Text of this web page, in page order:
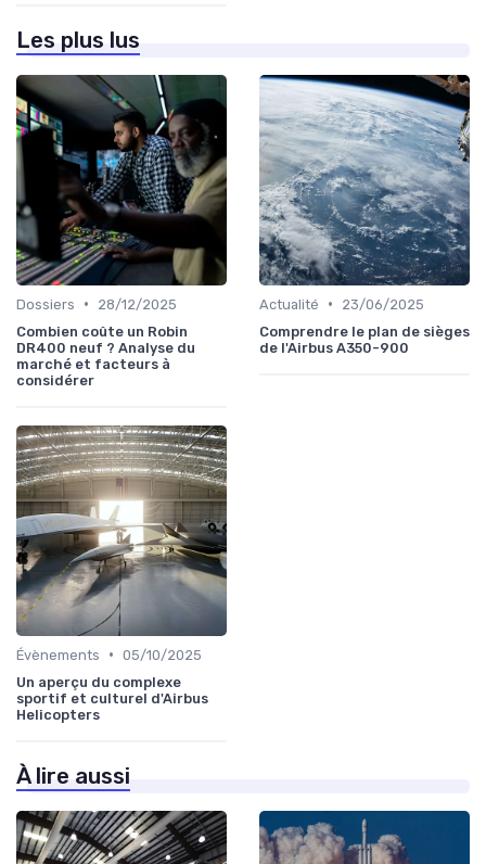
Les plus lus
Dossiers •
28/12/2025
Combien coûte un Robin
DR400 neuf ? Analyse du
marché et facteurs à
considérer
Actualité •
23/06/2025
Comprendre le plan de sièges
de l'Airbus A350-900
Évènements • 05/10/2025
Un aperçu du complexe
sportif et culturel d'Airbus
Helicopters
À lire aussi